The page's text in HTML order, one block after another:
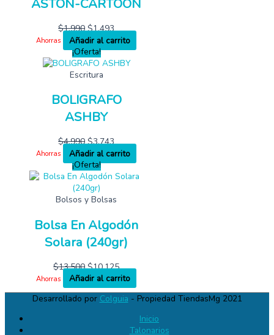
ASTON-CARTOON
$1,990 $1,493
Ahorras
Añadir al carrito
¡Oferta!
Escritura
BOLIGRAFO
ASHBY
$4,990 $3,743
Ahorras
Añadir al carrito
¡Oferta!
Bolsos y Bolsas
Bolsa En Algodón
Solara (240gr)
$13,500 $10,125
Ahorras
Añadir al carrito
Desarrollado por Colguia - Propiedad TiendasMg 2021
Inicio
Talonarios